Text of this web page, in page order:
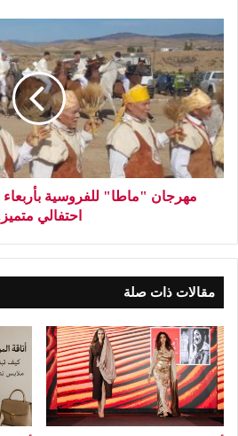
مهرجان "ماطا" للفروسية
احتفالي
مقالات ذات صلة